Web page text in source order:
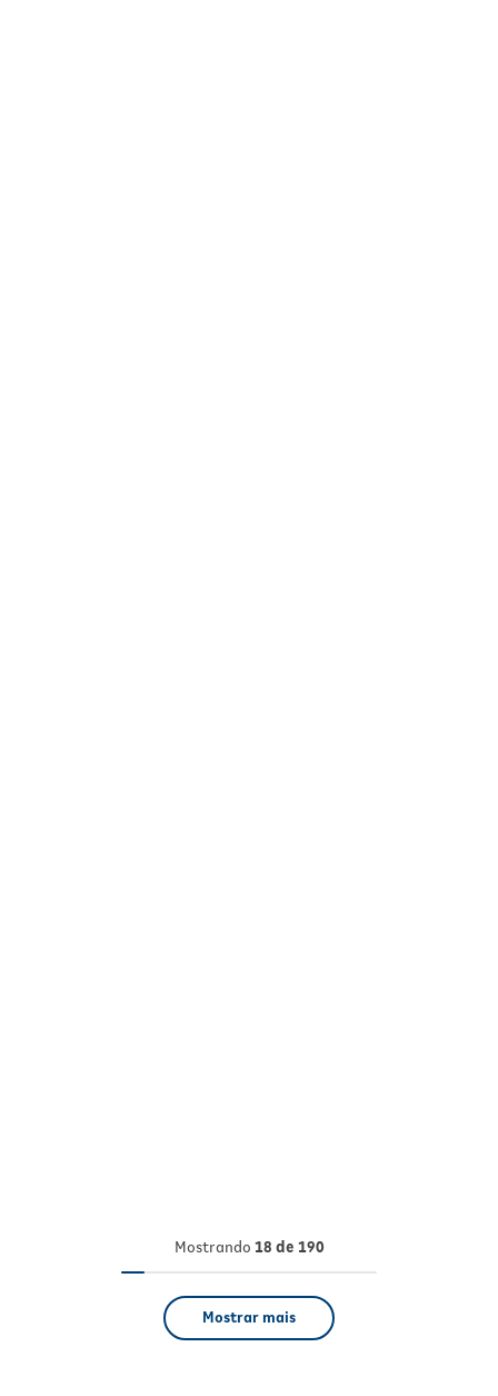
Mostrando 18 de 190
Mostrar mais